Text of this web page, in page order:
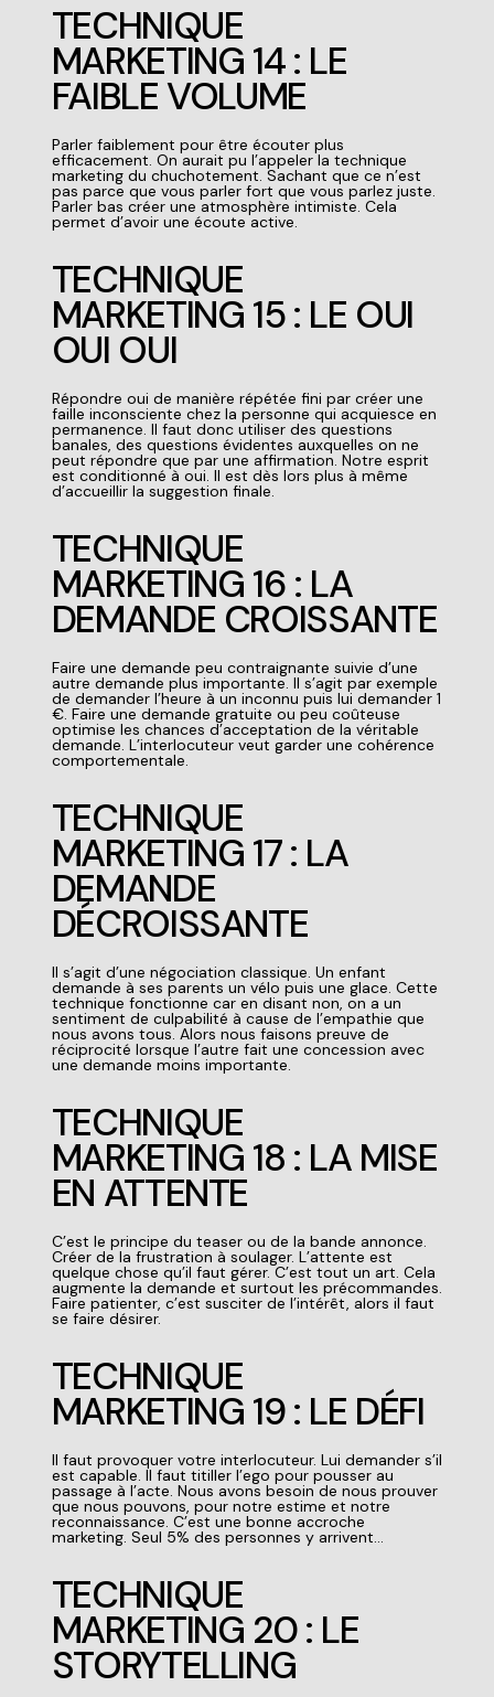
TECHNIQUE
MARKETING 14 : LE
FAIBLE VOLUME
Parler faiblement pour être écouter plus
efficacement. On aurait pu l’appeler la technique
marketingdu chuchotement. Sachant que ce n’est
pas parce que vous parler fort que vous parlez juste.
Parler bas créer une atmosphère intimiste. Cela
permet d’avoir une écoute active.
TECHNIQUE
MARKETING 15 : LE OUI
OUI OUI
Répondre oui de manière répétée fini par créer une
faille inconsciente chez la personne qui acquiesce en
permanence. Il faut donc utiliser des questions
banales, des questions évidentes auxquelles on ne
peut répondre que par une affirmation. Notre esprit
est conditionné à oui. Il est dès lors plus à même
d’accueillir la suggestion finale.
TECHNIQUE
MARKETING 16 : LA
DEMANDE CROISSANTE
Faire une demande peu contraignante suivie d’une
autre demande plus importante. Il s’agit par exemple
de demander l’heure à un inconnu puis lui demander 1
€. Faire une demande gratuite ou peu coûteuse
optimise les chances d’acceptation de la véritable
demande. L’interlocuteur veut garder une cohérence
comportementale.
TECHNIQUE
MARKETING 17 : LA
DEMANDE
DÉCROISSANTE
Il s’agit d’une négociation classique. Un enfant
demande à ses parents un vélo puis une glace. Cette
technique fonctionne car en disant non, on a un
sentiment de culpabilité à cause de l’empathie que
nous avons tous. Alors nous faisons preuve de
réciprocité lorsque l’autre fait une concession avec
une demande moins importante.
TECHNIQUE
MARKETING 18 : LA MISE
EN ATTENTE
C’est le principe du teaser ou de la bande annonce.
Créer de la frustration à soulager. L’attente est
quelque chose qu’il faut gérer. C’est tout un art. Cela
augmente la demande et surtout les précommandes.
Faire patienter, c’est susciter de l’intérêt, alors il faut
se faire désirer.
TECHNIQUE
MARKETING 19 : LE DÉFI
Il faut provoquer votre interlocuteur. Lui demander s’il
est capable. Il faut titiller l’ego pour pousser au
passage à l’acte. Nous avons besoin de nous prouver
que nous pouvons, pour notre estime et notre
reconnaissance. C’est une bonne accroche
marketing. Seul 5% des personnes y arrivent…
TECHNIQUE
MARKETING 20 : LE
STORYTELLING